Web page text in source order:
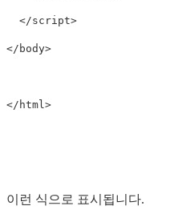
</script>
</body>
</html>
이런 식으로 표시됩니다.